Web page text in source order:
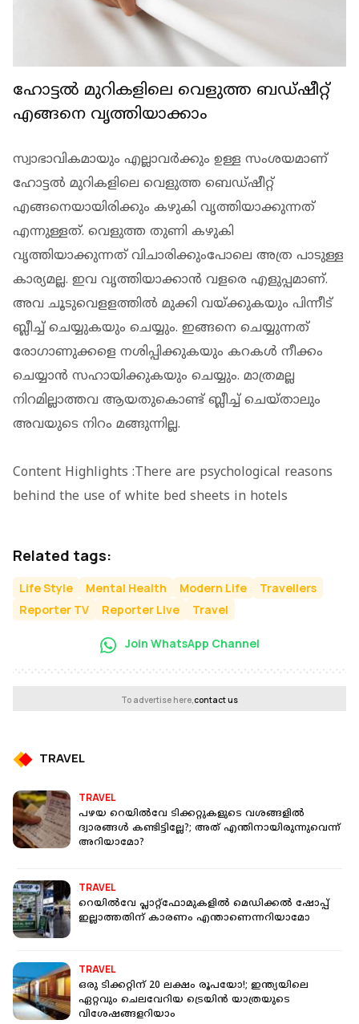
ഹോട്ടല്‍ മുറികളിലെ വെളുത്ത ബഡ്ഷീറ്റ്
എങ്ങനെ വൃത്തിയാക്കാം
സ്വാഭാവികമായും എല്ലാവര്‍ക്കും ഉള്ള സംശയമാണ്
ഹോട്ടല്‍ മുറികളിലെ വെളുത്ത ബെഡ്ഷീറ്റ്
എങ്ങനെയായിരിക്കും കഴുകി വൃത്തിയാക്കുന്നത്
എന്നുള്ളത്. വെളുത്ത തുണി കഴുകി
വൃത്തിയാക്കുന്നത് വിചാരിക്കുംപോലെ അത്ര പാടുള്ള
കാര്യമല്ല. ഇവ വൃത്തിയാക്കാന്‍ വളരെ എളുപ്പമാണ്.
അവ ചൂടുവെളളത്തില്‍ മുക്കി വയ്ക്കുകയും പിന്നീട്
ബ്ലീച്ച് ചെയ്യുകയും ചെയ്യും. ഇങ്ങനെ ചെയ്യുന്നത്
രോഗാണുക്കളെ നശിപ്പിക്കുകയും കറകള്‍ നീക്കം
ചെയ്യാന്‍ സഹായിക്കുകയും ചെയ്യും. മാത്രമല്ല
നിറമില്ലാത്തവ ആയതുകൊണ്ട് ബ്ലീച്ച് ചെയ്താലും
അവയുടെ നിറം മങ്ങുന്നില്ല.
Content Highlights :There are psychological reasons
behind the use of white bed sheets in hotels
Related tags:
Life Style Mental Health Modern Life
Travellers
Reporter TV
Reporter Live Travel
Join WhatsApp Channel
To advertise here, contact us
TRAVEL
TRAVEL
പഴയ റെയില്‍വേ ടിക്കറ്റുകളുടെ വശങ്ങളില്‍
ദ്വാരങ്ങള്‍ കണ്ടിട്ടില്ലേ?; അത് എന്തിനായിരുന്നുവെന്ന്
അറിയാമോ?
TRAVEL
റെയില്‍വേ പ്ലാറ്റ്‌ഫോമുകളില്‍ മെഡിക്കല്‍ ഷോപ്പ്
ഇല്ലാത്തതിന് കാരണം എന്താണെന്നറിയാമോ
TRAVEL
ഒരു ടിക്കറ്റിന് 20 ലക്ഷം രൂപയോ!; ഇന്ത്യയിലെ
ഏറ്റവും ചെലവേറിയ ട്രെയിന്‍ യാത്രയുടെ
വിശേഷങ്ങളറിയാം